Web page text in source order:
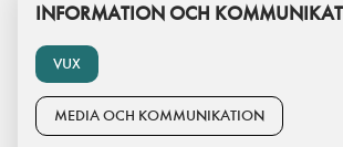
VUX
INFORMATION OCH
MEDIA OCH KOMMUNIKATION